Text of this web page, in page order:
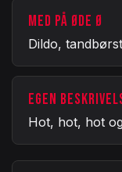
MED PÅ ØDE Ø
Dildo,
EGEN
Hot, hot, hot